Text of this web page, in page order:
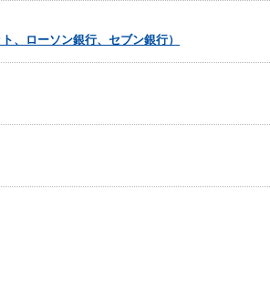
、ローソン銀行、セブン銀行）